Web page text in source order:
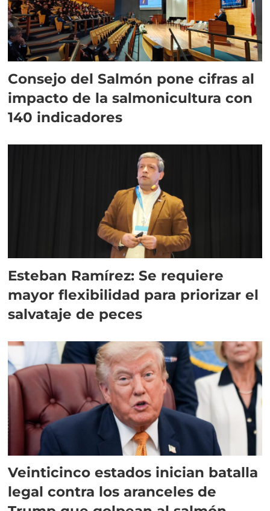
Consejo del Salmón pone cifras al
impacto de la salmonicultura con
140 indicadores
Esteban Ramírez: Se requiere
mayor flexibilidad para priorizar el
salvataje de peces
Veinticinco estados inician batalla
legal contra los aranceles de